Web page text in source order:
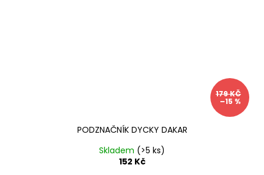
179 KČ
–15 %
PODZNAČNÍK DYCKY DAKAR
Skladem (>5 ks)
152 Kč